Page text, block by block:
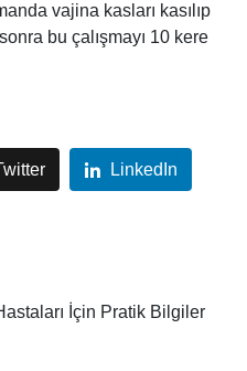
vajina kasları kasılıp
bu çalışmayı 10 kere
LinkedIn
İçin Pratik Bilgiler